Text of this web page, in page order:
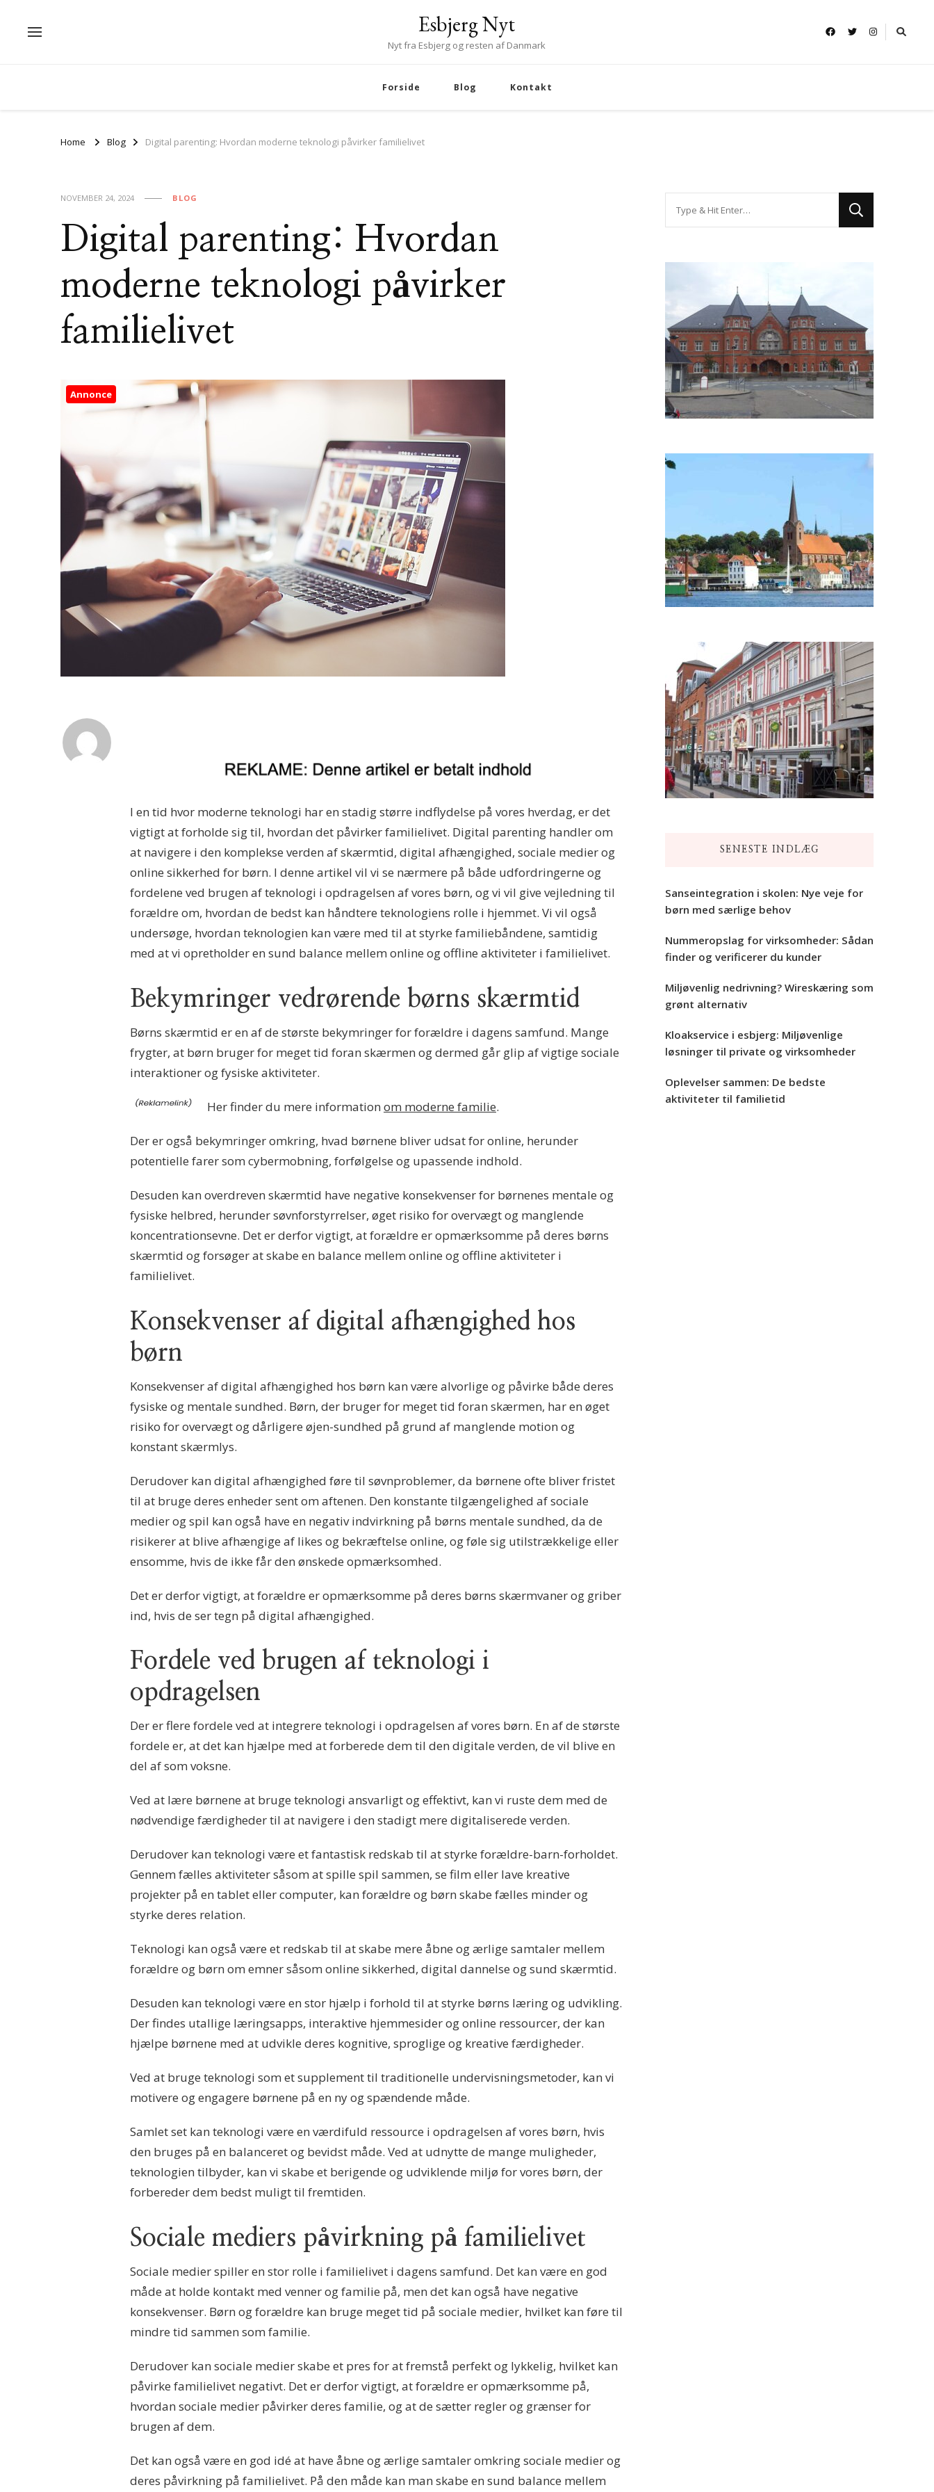
Esbjerg Nyt
Nyt fra Esbjerg og resten af Danmark
Forside Blog Kontakt
Home Blog Digital parenting: Hvordan moderne teknologi påvirker familielivet
NOVEMBER 24, 2024 BLOG
Digital parenting: Hvordan
moderne teknologi påvirker
familielivet
Annonce
I en tid hvor moderne teknologi har en stadig større indflydelse på vores hverdag, er det
vigtigt at forholde sig til, hvordan det påvirker familielivet. Digital parenting handler om
at navigere i den komplekse verden af skærmtid, digital afhængighed, sociale medier og
online sikkerhed for børn. I denne artikel vil vi se nærmere på både udfordringerne og
fordelene ved brugen af teknologi i opdragelsen af vores børn, og vi vil give vejledning til
forældre om, hvordan de bedst kan håndtere teknologiens rolle i hjemmet. Vi vil også
undersøge, hvordan teknologien kan være med til at styrke familiebåndene, samtidig
med at vi opretholder en sund balance mellem online og offline aktiviteter i familielivet.
Bekymringer vedrørende børns skærmtid
Børns skærmtid er en af de største bekymringer for forældre i dagens samfund. Mange
frygter, at børn bruger for meget tid foran skærmen og dermed går glip af vigtige sociale
interaktioner og fysiske aktiviteter.
Her finder du mere information om moderne familie.
Der er også bekymringer omkring, hvad børnene bliver udsat for online, herunder
potentielle farer som cybermobning, forfølgelse og upassende indhold.
Desuden kan overdreven skærmtid have negative konsekvenser for børnenes mentale og
fysiske helbred, herunder søvnforstyrrelser, øget risiko for overvægt og manglende
koncentrationsevne. Det er derfor vigtigt, at forældre er opmærksomme på deres børns
skærmtid og forsøger at skabe en balance mellem online og offline aktiviteter i
familielivet.
Konsekvenser af digital afhængighed hos
børn
Konsekvenser af digital afhængighed hos børn kan være alvorlige og påvirke både deres
fysiske og mentale sundhed. Børn, der bruger for meget tid foran skærmen, har en øget
risiko for overvægt og dårligere øjen-sundhed på grund af manglende motion og
konstant skærmlys.
Derudover kan digital afhængighed føre til søvnproblemer, da børnene ofte bliver fristet
til at bruge deres enheder sent om aftenen. Den konstante tilgængelighed af sociale
medier og spil kan også have en negativ indvirkning på børns mentale sundhed, da de
risikerer at blive afhængige af likes og bekræftelse online, og føle sig utilstrækkelige eller
ensomme, hvis de ikke får den ønskede opmærksomhed.
Det er derfor vigtigt, at forældre er opmærksomme på deres børns skærmvaner og griber
ind, hvis de ser tegn på digital afhængighed.
Fordele ved brugen af teknologi i
opdragelsen
Der er flere fordele ved at integrere teknologi i opdragelsen af vores børn. En af de største
fordele er, at det kan hjælpe med at forberede dem til den digitale verden, de vil blive en
del af som voksne.
Ved at lære børnene at bruge teknologi ansvarligt og effektivt, kan vi ruste dem med de
nødvendige færdigheder til at navigere i den stadigt mere digitaliserede verden.
Derudover kan teknologi være et fantastisk redskab til at styrke forældre-barn-forholdet.
Gennem fælles aktiviteter såsom at spille spil sammen, se film eller lave kreative
projekter på en tablet eller computer, kan forældre og børn skabe fælles minder og
styrke deres relation.
Teknologi kan også være et redskab til at skabe mere åbne og ærlige samtaler mellem
forældre og børn om emner såsom online sikkerhed, digital dannelse og sund skærmtid.
Desuden kan teknologi være en stor hjælp i forhold til at styrke børns læring og udvikling.
Der findes utallige læringsapps, interaktive hjemmesider og online ressourcer, der kan
hjælpe børnene med at udvikle deres kognitive, sproglige og kreative færdigheder.
Ved at bruge teknologi som et supplement til traditionelle undervisningsmetoder, kan vi
motivere og engagere børnene på en ny og spændende måde.
Samlet set kan teknologi være en værdifuld ressource i opdragelsen af vores børn, hvis
den bruges på en balanceret og bevidst måde. Ved at udnytte de mange muligheder,
teknologien tilbyder, kan vi skabe et berigende og udviklende miljø for vores børn, der
forbereder dem bedst muligt til fremtiden.
Sociale mediers påvirkning på familielivet
Sociale medier spiller en stor rolle i familielivet i dagens samfund. Det kan være en god
måde at holde kontakt med venner og familie på, men det kan også have negative
konsekvenser. Børn og forældre kan bruge meget tid på sociale medier, hvilket kan føre til
mindre tid sammen som familie.
Derudover kan sociale medier skabe et pres for at fremstå perfekt og lykkelig, hvilket kan
påvirke familielivet negativt. Det er derfor vigtigt, at forældre er opmærksomme på,
hvordan sociale medier påvirker deres familie, og at de sætter regler og grænser for
brugen af dem.
Det kan også være en god idé at have åbne og ærlige samtaler omkring sociale medier og
deres påvirkning på familielivet. På den måde kan man skabe en sund balance mellem
SENESTE INDLÆG
Sanseintegration i skolen: Nye veje for
børn med særlige behov
Nummeropslag for virksomheder: Sådan
finder og verificerer du kunder
Miljøvenlig nedrivning? Wireskæring som
grønt alternativ
Kloakservice i esbjerg: Miljøvenlige
løsninger til private og virksomheder
Oplevelser sammen: De bedste
aktiviteter til familietid